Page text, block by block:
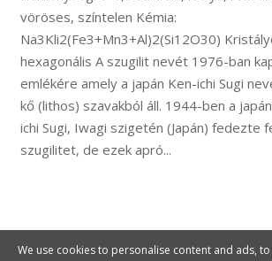
vöröses, színtelen Kémia:
Na3Kli2(Fe3+Mn3+Al)2(Si12O30)
hexagonális A szugilit nevét 1976-ban
emlékére amely a japán Ken-ichi Sugi
kő (lithos) szavakból áll. 1944-ben a
ichi Sugi, Iwagi szigetén (Japán) fedezte
szugilitet, de ezek apró...
We use cookies to personalise content and ads,